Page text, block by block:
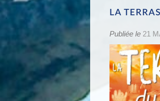
LA
Publiée le 21